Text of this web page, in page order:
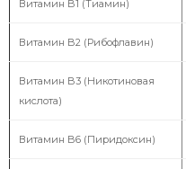
Витамин B1 (Тиамин)
Витамин B2 (Рибофлавин)
Витамин B3 (Никотиновая
кислота)
Витамин B6 (Пиридоксин)